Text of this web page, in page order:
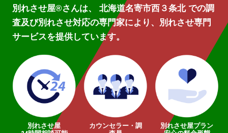
別れさせ屋®さんは、 北海道名寄市西３条北 での調
査及び別れさせ対応の専門家により、別れさせ専門
サービスを提供しています。
別れさせ屋
カウンセラー・調
別れさせ屋プラン